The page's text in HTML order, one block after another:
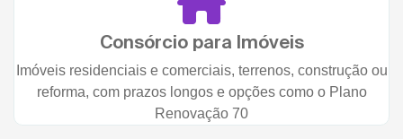
Consórcio para Imóveis
Imóveis residenciais e comerciais, terrenos, construção ou
reforma, com prazos longos e opções como o Plano
Renovação 70